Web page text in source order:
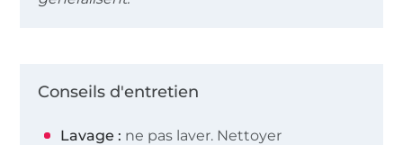
Conseils d'entretien
Lavage : ne pas laver. Nettoyer